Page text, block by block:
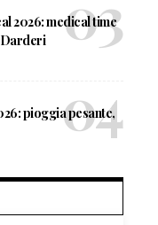
2026: medical time
pioggia pesante,